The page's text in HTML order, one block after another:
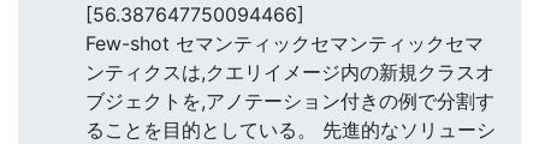
[56.387647750094466]
Few-shot セマンティックセマンティックセマ
ンティクスは,クエリイメージ内の新規クラスオ
ブジェクトを,アノテーション付きの例で分割す
ることを目的としている。 先進的なソリューシ